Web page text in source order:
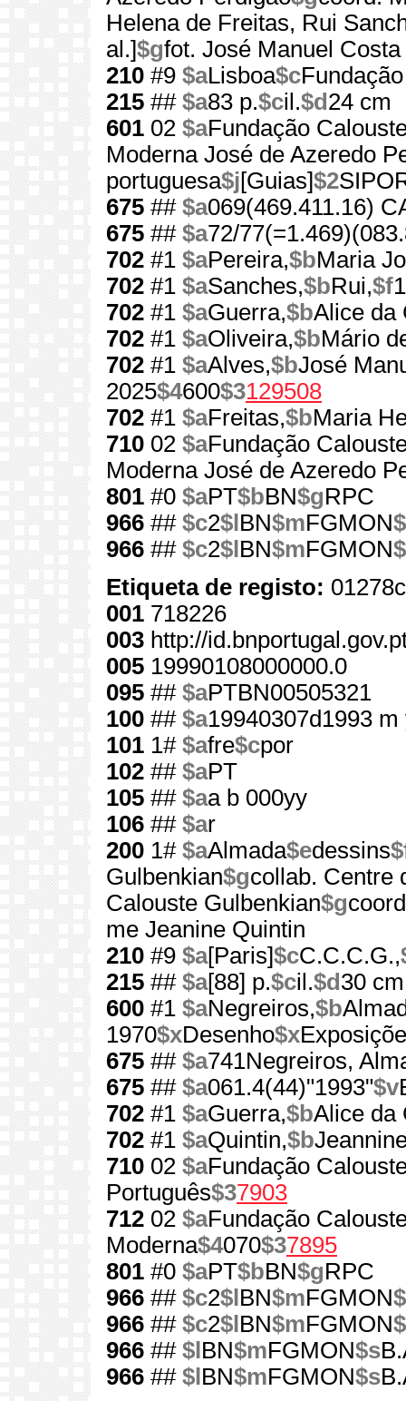
Helena de Freitas, Rui
al.]$gfot. José Manuel
210 #9 $aLisboa$c
215 ## $a83 p.$cil.$d 24 cm
601 02 $aFundação
Moderna José de Azeredo
portuguesa$j[Guias]$2
675 ## $a069(469.411.16)
675 ## $a72/
702 #1 $aPereira,$bMaria
702 #1 $aSanches,$bRui,$f
702 #1 $aGuerra,$bAlice da
702 #1 $aOliveira,$bMário
702 #1 $aAlves,$bJosé
2025$4600$3129508
702 #1 $aFreitas,$bMaria
710 02 $aFundação
Moderna José de Azeredo
801 #0 $aPT$bBN$gRPC
966 ## $c2$l BN$mFGMON
966 ## $c2$l BN$mFGMON
Etiqueta de registo:
001 718226
003 http://
005 19990108000000.0
095 ## $aPTBN00505321
100 ## $a19940307d1993
101 1# $afre$cpor
102 ## $aPT
105 ## $aa b 000yy
106 ## $ar
200 1# $aAlmada$edessins
Gulbenkian$gcollab. Centre
Calouste Gulbenkian$g
me Jeanine Quintin
210 #9 $a[Paris]$cC.C.C.G.,
215 ## $a[88] p.$cil.$d 30 cm
600 #1 $aNegreiros,$b
1970$xDesenho$x
675 ## $a741Negreiros,
675 ## $a061.4(44)"1993"$v
702 #1 $aGuerra,$bAlice da
702 #1 $aQuintin,$b
710 02 $aFundação
Português$37903
712 02 $aFundação
Moderna$4070$37895
801 #0 $aPT$bBN$gRPC
966 ## $c2$l BN$mFGMON
966 ## $c2$l BN$mFGMON
966 ## $l BN$mFGMON$s
966 ## $l BN$mFGMON$s